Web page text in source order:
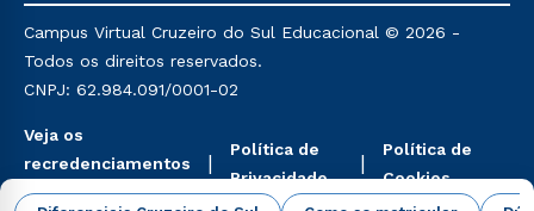
mencionadas são referentes aos cursos: Ensino
Religioso, Geografia para a Docência e Metodologia
do Ensino de História: Questões Atuais.
Campus Virtual Cruzeiro do Sul Educacional © 2026 -
Todos os direitos reservados.
CNPJ: 62.984.091/0001-02
Veja os
recredenciamentos
aqui
Política de
Privacidade
Política de
Cookies